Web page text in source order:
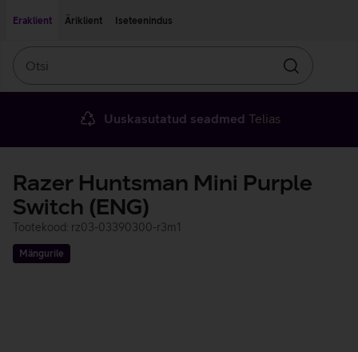
Eraklient
Äriklient Iseteenindus
Otsin
Uuskasutatud seadmed Telias
Razer Huntsman Mini Purple
Switch (ENG)
Tootekood: rz03-03390300-r3m1
Mängurile